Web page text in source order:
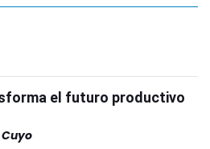
el futuro productivo